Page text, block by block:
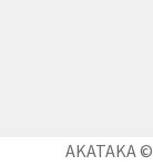
AKATAKA